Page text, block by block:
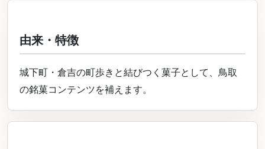
由来・特徴
城下町・倉吉の町歩きと結びつく菓子として、鳥取
の銘菓コンテンツを補えます。